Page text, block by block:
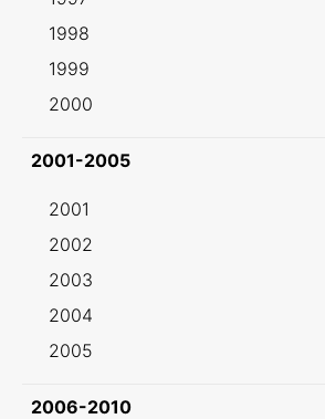
1998
1999
2000
2001-2005
2001
2002
2003
2004
2005
2006-2010